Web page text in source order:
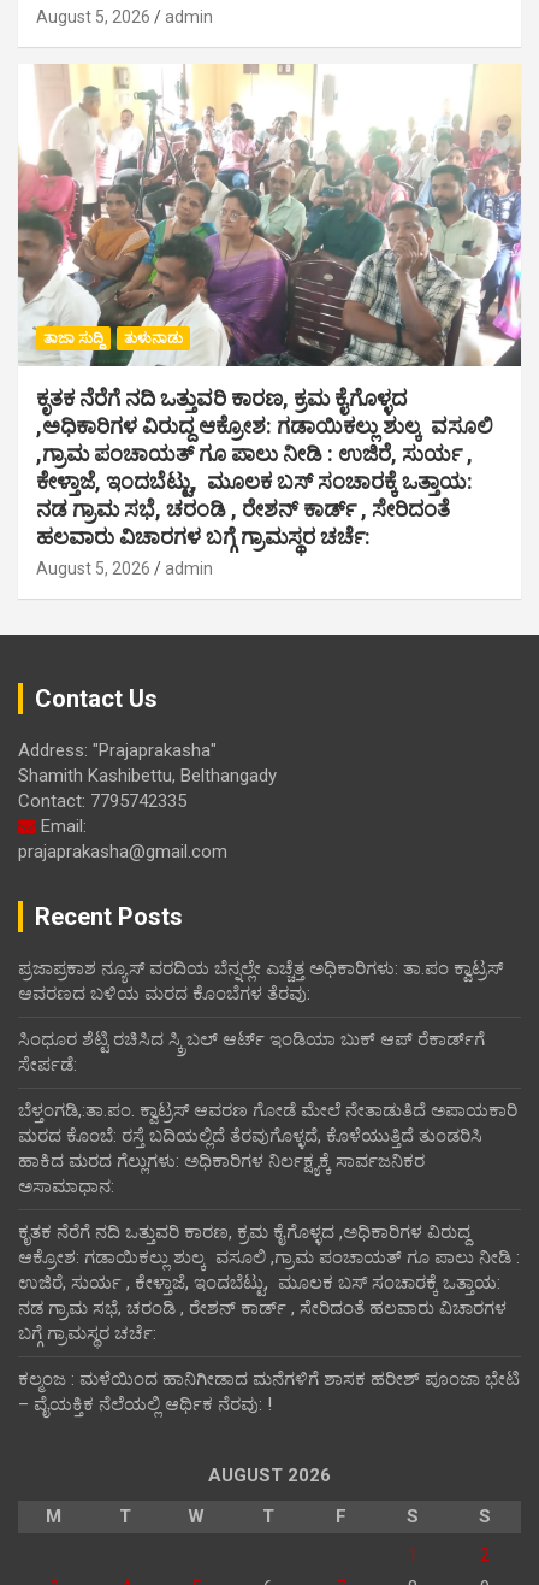
August 5, 2026 admin
ತಾಜಾ ಸುದ್ದಿ ತುಳುನಾಡು
ಕೃತಕ ನೆರೆಗೆ ನದಿ ಒತ್ತುವರಿ ಕಾರಣ, ಕ್ರಮ ಕೈಗೊಳ್ಳದ
,ಅಧಿಕಾರಿಗಳ ವಿರುದ್ದ ಆಕ್ರೋಶ: ಗಡಾಯಿಕಲ್ಲು ಶುಲ್ಕ ವಸೂಲಿ
,ಗ್ರಾಮ ಪಂಚಾಯತ್ ಗೂ ಪಾಲು ನೀಡಿ : ಉಜಿರೆ, ಸುರ್ಯ ,
ಕೇಳ್ತಾಜೆ, ಇಂದಬೆಟ್ಟು, ಮೂಲಕ ಬಸ್ ಸಂಚಾರಕ್ಕೆ ಒತ್ತಾಯ:
ನಡ ಗ್ರಾಮ ಸಭೆ, ಚರಂಡಿ , ರೇಶನ್ ಕಾರ್ಡ್ , ಸೇರಿದಂತೆ
ಹಲವಾರು ವಿಚಾರಗಳ ಬಗ್ಗೆ ಗ್ರಾಮಸ್ಥರ ಚರ್ಚೆ:
August 5, 2026 admin
Contact Us
Address: "Prajaprakasha"
Shamith Kashibettu, Belthangady
Contact: 7795742335
Email:
prajaprakasha@gmail.com
Recent Posts
ಪ್ರಜಾಪ್ರಕಾಶ ನ್ಯೂಸ್ ವರದಿಯ ಬೆನ್ನಲ್ಲೇ ಎಚ್ಚೆತ್ತ ಅಧಿಕಾರಿಗಳು: ತಾ.ಪಂ ಕ್ವಾಟ್ರಸ್
ಆವರಣದ ಬಳಿಯ ಮರದ ಕೊಂಬೆಗಳ ತೆರವು:
ಸಿಂಧೂರ ಶೆಟ್ಟಿ ರಚಿಸಿದ ಸ್ಕ್ರಿಬಲ್ ಆರ್ಟ್ ಇಂಡಿಯಾ ಬುಕ್ ಆಪ್ ರೆಕಾರ್ಡ್‌ಗೆ
ಸೇರ್ಪಡೆ:
ಬೆಳ್ತಂಗಡಿ,:ತಾ.ಪಂ‌. ಕ್ವಾಟ್ರಸ್ ಆವರಣ ಗೋಡೆ ಮೇಲೆ ನೇತಾಡುತಿದೆ ಅಪಾಯಕಾರಿ
ಮರದ ಕೊಂಬೆ: ರಸ್ತೆ ಬದಿಯಲ್ಲಿದೆ ತೆರವುಗೊಳ್ಳದೆ, ಕೊಳೆಯುತ್ತಿದೆ ತುಂಡರಿಸಿ
ಹಾಕಿದ ಮರದ ಗೆಲ್ಲುಗಳು: ಅಧಿಕಾರಿಗಳ ನಿರ್ಲಕ್ಷ್ಯಕ್ಕೆ ಸಾರ್ವಜನಿಕರ
ಅಸಾಮಾಧಾನ:
ಕೃತಕ ನೆರೆಗೆ ನದಿ ಒತ್ತುವರಿ ಕಾರಣ, ಕ್ರಮ ಕೈಗೊಳ್ಳದ ,ಅಧಿಕಾರಿಗಳ ವಿರುದ್ದ
ಆಕ್ರೋಶ: ಗಡಾಯಿಕಲ್ಲು ಶುಲ್ಕ ವಸೂಲಿ ,ಗ್ರಾಮ ಪಂಚಾಯತ್ ಗೂ ಪಾಲು ನೀಡಿ :
ಉಜಿರೆ, ಸುರ್ಯ , ಕೇಳ್ತಾಜೆ, ಇಂದಬೆಟ್ಟು, ಮೂಲಕ ಬಸ್ ಸಂಚಾರಕ್ಕೆ ಒತ್ತಾಯ:
ನಡ ಗ್ರಾಮ ಸಭೆ, ಚರಂಡಿ , ರೇಶನ್ ಕಾರ್ಡ್ , ಸೇರಿದಂತೆ ಹಲವಾರು ವಿಚಾರಗಳ
ಬಗ್ಗೆ ಗ್ರಾಮಸ್ಥರ ಚರ್ಚೆ:
ಕಲ್ಮಂಜ : ಮಳೆಯಿಂದ ಹಾನಿಗೀಡಾದ ಮನೆಗಳಿಗೆ ಶಾಸಕ ಹರೀಶ್ ಪೂಂಜಾ ಭೇಟಿ
– ವೈಯಕ್ತಿಕ ನೆಲೆಯಲ್ಲಿ ಆರ್ಥಿಕ‌ ನೆರವು: !
AUGUST 2026
M
T W T F S
S
1
2